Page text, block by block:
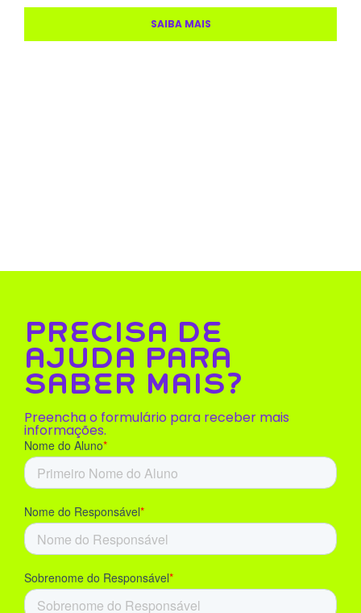
SAIBA MAIS
PRECISA DE
AJUDA PARA
SABER MAIS?
Preencha o formulário para receber mais
informações.